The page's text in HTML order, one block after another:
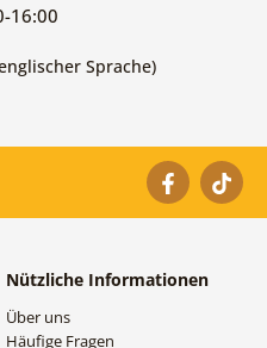
16:00
Sprache)
Nützliche Informationen
Über uns
Häufige Fragen